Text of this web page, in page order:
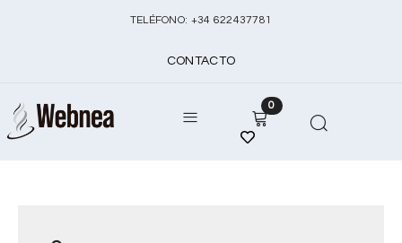
TELÉFONO: +34 622437781
CONTACTO
0